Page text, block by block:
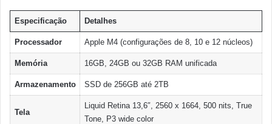
Especificação Detalhes
Processador Apple M4 (configurações de 8, 10 e 12 núcleos)
Memória 16GB, 24GB ou 32GB RAM unificada
Armazenamento SSD de 256GB até 2TB
Tela
Liquid Retina 13,6″, 2560 x 1664, 500 nits, True
Tone, P3 wide color